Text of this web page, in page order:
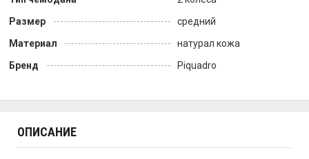
Размер
средний
Материал
натурал кожа
Бренд
Piquadro
ОПИСАНИЕ